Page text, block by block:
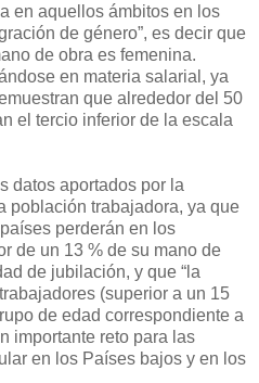
en aquellos ámbitos en los
de género”, es decir que
de obra es femenina.
en materia salarial, ya
que alrededor del 50
el tercio inferior de la escala
datos aportados por la
población trabajadora, ya que
perderán en los
de un 13 % de su mano de
de jubilación, y que “la
(superior a un 15
de edad correspondiente a
importante reto para las
en los Países bajos y en los